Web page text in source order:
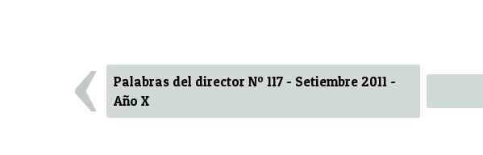
‹
Palabras del director Nº 117 - Setiembre 2011 -
Año X